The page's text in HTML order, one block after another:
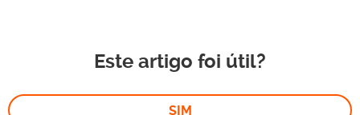
Este artigo foi útil?
SIM